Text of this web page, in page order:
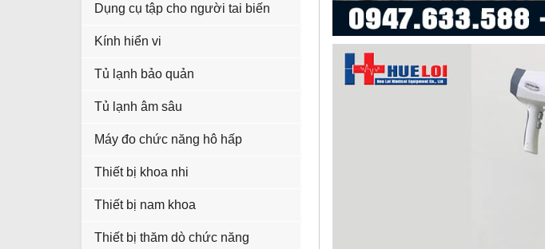
Dụng cụ tập cho người tai biến
Kính hiển vi
Tủ lạnh bảo quản
Tủ lạnh âm sâu
Máy đo chức năng hô hấp
Thiết bị khoa nhi
Thiết bị nam khoa
Thiết bị thăm dò chức năng